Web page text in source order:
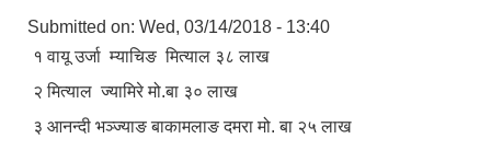
Submitted on: Wed, 03/14/2018 - 13:40
१ वायू उर्जा म्याचिङ मित्याल ३८ लाख
२ मित्याल ज्यामिरे मो.बा ३० लाख
३ आनन्दी भञ्ज्याङ बाकामलाङ दमरा मो. बा २५ लाख